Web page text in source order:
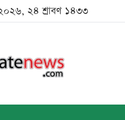
২৪ শ্রাবণ ১৪৩৩